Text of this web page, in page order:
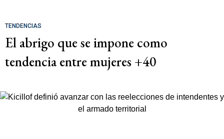
TENDENCIAS
El abrigo que se impone como
tendencia entre mujeres +40